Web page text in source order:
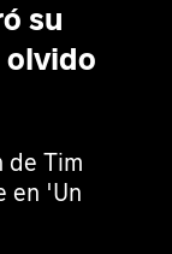
su
olvido
de Tim
en 'Un